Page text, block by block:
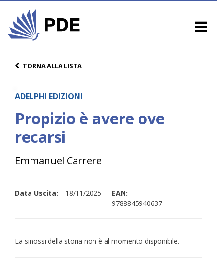
TORNA ALLA LISTA
ADELPHI EDIZIONI
Propizio è avere ove
recarsi
Emmanuel Carrere
Data Uscita: 18/11/2025
EAN:
9788845940637
La sinossi della storia non è al momento disponibile.